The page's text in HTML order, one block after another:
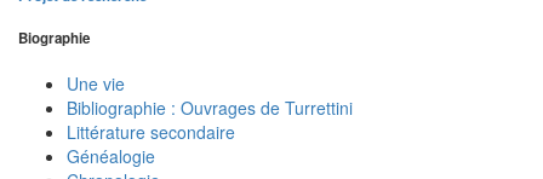
Biographie
Une vie
Bibliographie : Ouvrages de Turrettini
Littérature secondaire
Généalogie